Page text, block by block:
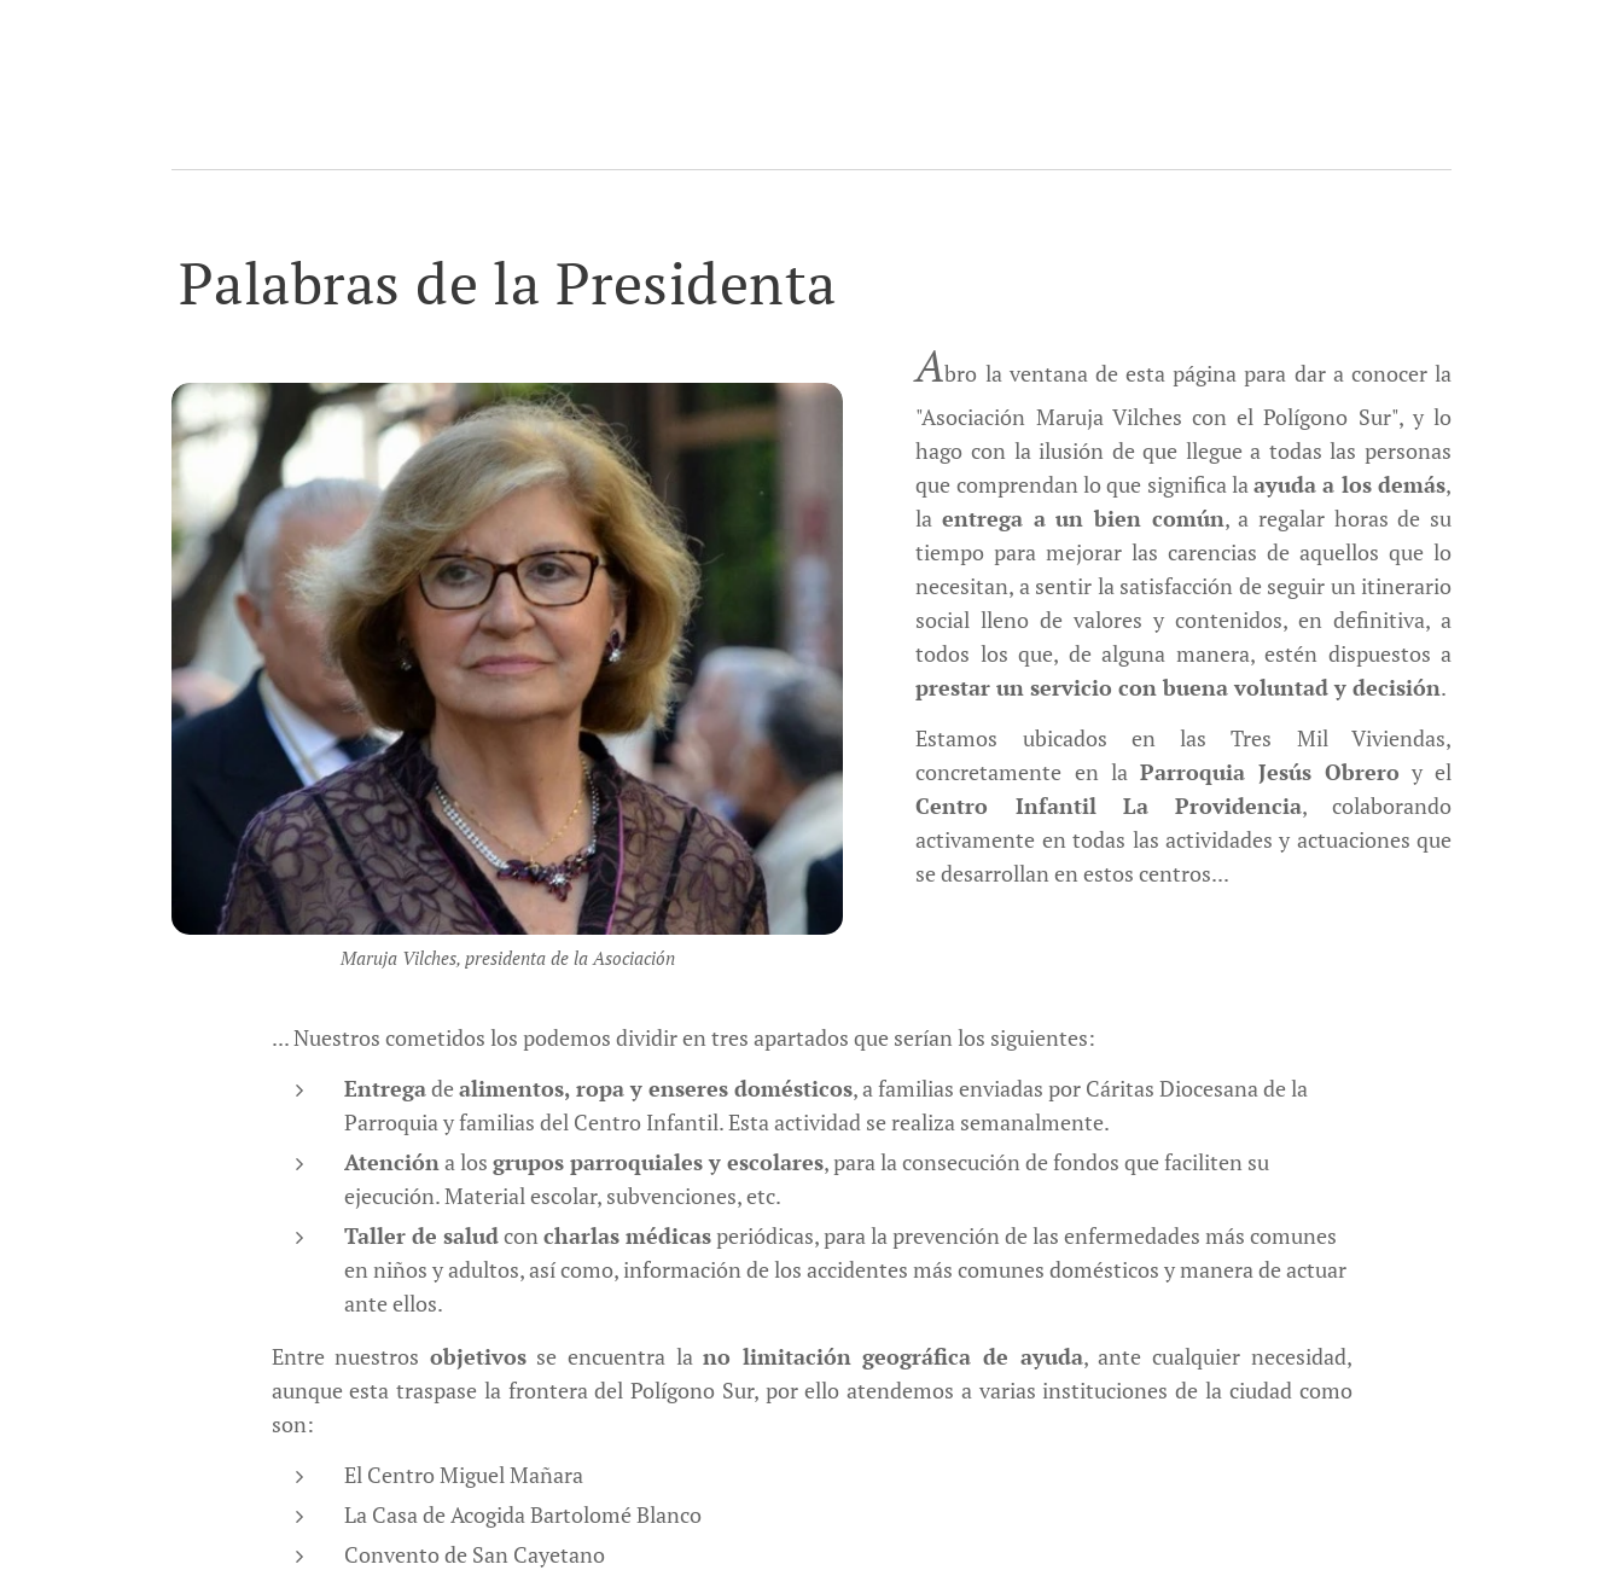
Palabras de la Presidenta
Maruja Vilches, presidenta de la Asociación
Abro la ventana de esta página para dar a conocer la
"Asociación Maruja Vilches con el Polígono Sur", y lo
hago con la ilusión de que llegue a todas las personas
que comprendan lo que significa laayuda a los demás,
laentrega a un bien común, a regalar horas de su
tiempo para mejorar las carencias de aquellos que lo
necesitan, a sentir la satisfacción de seguir un itinerario
social lleno de valores y contenidos, en definitiva, a
todos los que, de alguna manera, estén dispuestos a
prestar un servicio con buena voluntad y decisión.
Estamos ubicados en las Tres Mil Viviendas,
concretamente en la Parroquia Jesús Obrero y el
Centro Infantil La Providencia, colaborando
activamente en todas las actividades y actuaciones que
se desarrollan en estos centros...
... Nuestros cometidos los podemos dividir en tres apartados que serían los siguientes:
Entregadealimentos, ropa y enseres domésticos, a familias enviadas por Cáritas Diocesana de la
Parroquia y familias del Centro Infantil. Esta actividad se realiza semanalmente.
Atención a los grupos parroquiales y escolares, para la consecución de fondos que faciliten su
ejecución. Material escolar, subvenciones, etc.
Taller de saludcon charlas médicasperiódicas, para la prevención de las enfermedades más comunes
en niños y adultos, así como, información de los accidentes más comunes domésticos y manera de actuar
ante ellos.
Entre nuestros objetivosse encuentra lano limitación geográfica de ayuda, ante cualquier necesidad,
aunque esta traspase la frontera del Polígono Sur, por ello atendemos a varias instituciones de la ciudad como
son:
El Centro Miguel Mañara
La Casa de Acogida Bartolomé Blanco
Convento de San Cayetano